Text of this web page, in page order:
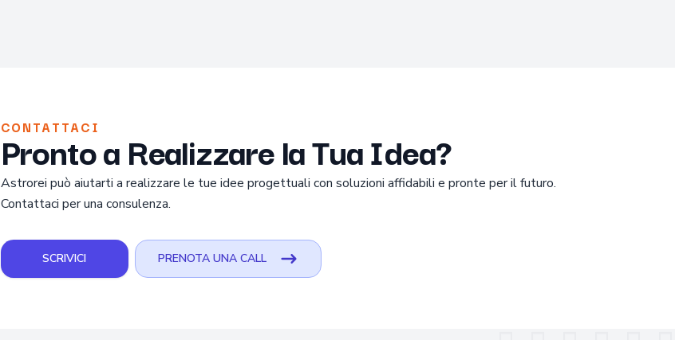
CONTATTACI
Pronto a Realizzare la Tua Idea?
Astrorei può aiutarti a realizzare le tue idee progettuali con soluzioni affidabili e pronte per il futuro.
Contattaci per una consulenza.
SCRIVICI PRENOTA UNA CALL